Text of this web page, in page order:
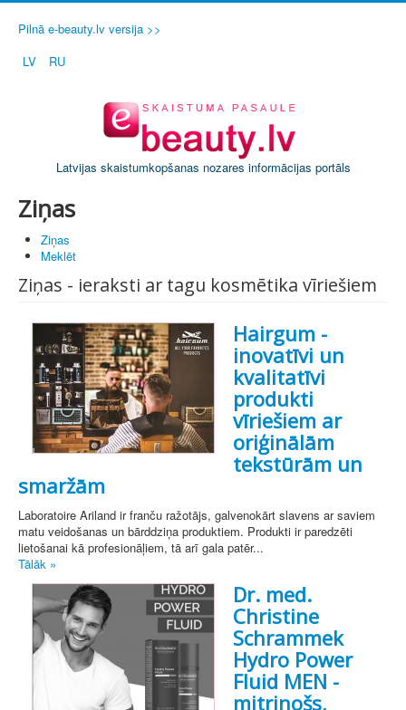
Pilnā e-beauty.lv versija >>
LV
RU
Latvijas skaistumkopšanas nozares informācijas portāls
Ziņas
Ziņas
Meklēt
Ziņas - ieraksti ar tagu kosmētika vīriešiem
Hairgum -
inovatīvi un
kvalitatīvi
produkti
vīriešiem ar
oriģinālām
tekstūrām un
smaržām
Laboratoire Ariland ir franču ražotājs, galvenokārt slavens ar saviem
matu veidošanas un bārddziņa produktiem. Produkti ir paredzēti
lietošanai kā profesionāļiem, tā arī gala patēr...
Tālāk »
Dr. med.
Christine
Schrammek
Hydro Power
Fluid MEN -
mitrinošs,